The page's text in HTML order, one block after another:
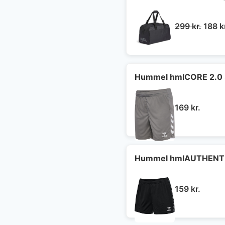
299kr. Den
299
188
Hummel hmlCORE
169 kr.
Hummel
159 kr.